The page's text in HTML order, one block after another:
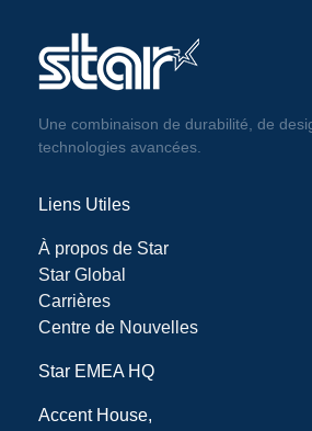
Une combinaison de durabilité, de
technologies avancées.
Liens Utiles
À propos de Star
Star Global
Carrières
Centre de Nouvelles
Star EMEA HQ
Accent House,